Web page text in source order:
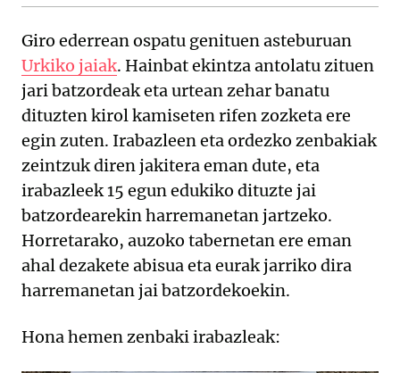
Giro ederrean ospatu genituen asteburuan
Urkiko jaiak. Hainbat ekintza antolatu zituen
jari batzordeak eta urtean zehar banatu
dituzten kirol kamiseten rifen zozketa ere
egin zuten. Irabazleen eta ordezko zenbakiak
zeintzuk diren jakitera eman dute, eta
irabazleek 15 egun edukiko dituzte jai
batzordearekin harremanetan jartzeko.
Horretarako, auzoko tabernetan ere eman
ahal dezakete abisua eta eurak jarriko dira
harremanetan jai batzordekoekin.
Hona hemen zenbaki irabazleak: